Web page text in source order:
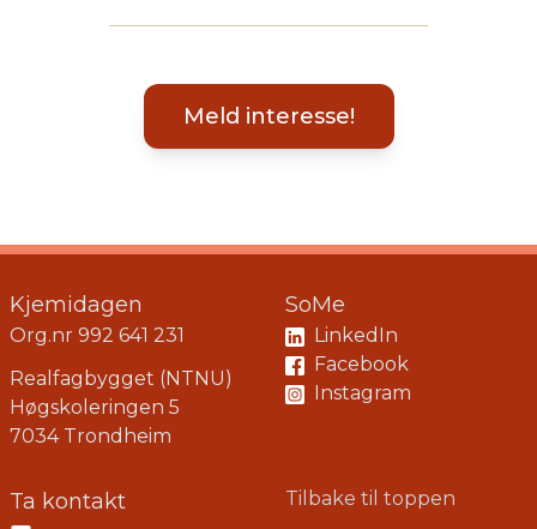
Meld interesse!
Kjemidagen
Org.nr 992 641 231
Realfagbygget (NTNU)
Høgskoleringen 5
7034 Trondheim
SoMe
LinkedIn
Facebook
Instagram
Ta kontakt Tilbake til toppen